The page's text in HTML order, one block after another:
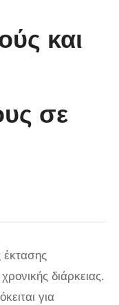
και
σε
έκτασης
διάρκειας.
για